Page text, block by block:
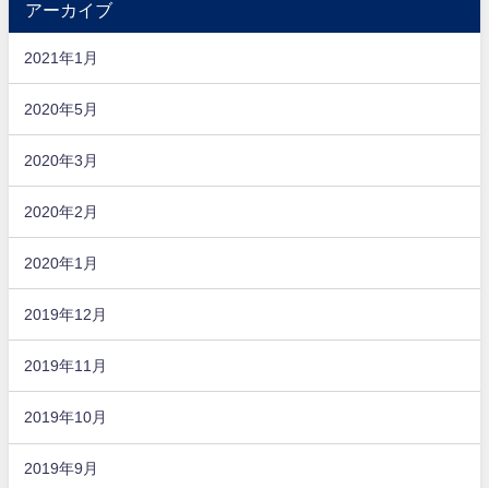
アーカイブ
2021年1月
2020年5月
2020年3月
2020年2月
2020年1月
2019年12月
2019年11月
2019年10月
2019年9月